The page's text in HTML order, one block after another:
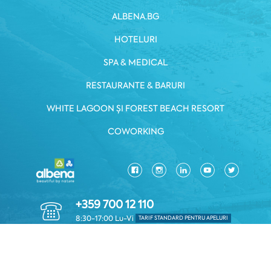
ALBENA.BG
HOTELURI
SPA & MEDICAL
RESTAURANTE & BARURI
WHITE LAGOON ȘI FOREST BEACH RESORT
COWORKING
+359 700 12 110
8:30-17:00 Lu-Vi TARIF STANDARD PENTRU APELURI